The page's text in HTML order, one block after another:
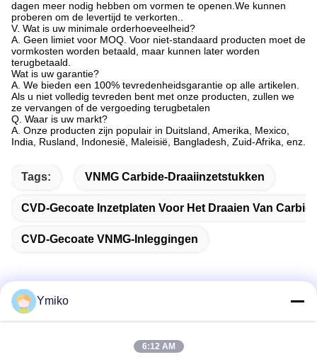
dagen meer nodig hebben om vormen te openen.We kunnen
proberen om de levertijd te verkorten..
V. Wat is uw minimale orderhoeveelheid?
A. Geen limiet voor MOQ. Voor niet-standaard producten moet de
vormkosten worden betaald, maar kunnen later worden
terugbetaald.
Wat is uw garantie?
A. We bieden een 100% tevredenheidsgarantie op alle artikelen.
Als u niet volledig tevreden bent met onze producten, zullen we
ze vervangen of de vergoeding terugbetalen
Q. Waar is uw markt?
A. Onze producten zijn populair in Duitsland, Amerika, Mexico,
India, Rusland, Indonesië, Maleisië, Bangladesh, Zuid-Afrika, enz.
Tags: VNMG Carbide-Draaiinzetstukken
CVD-Gecoate Inzetplaten Voor Het Draaien Van
CVD-Gecoate VNMG-Inleggingen
Ymiko
6:12 AM